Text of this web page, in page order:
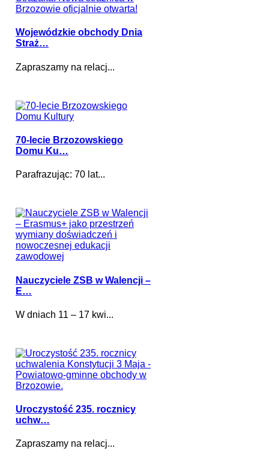
Wojewódzkie obchody Dnia
Straż…
Zapraszamy na relacj...
70-lecie Brzozowskiego
Domu Ku…
Parafrazując: 70 lat...
Nauczyciele ZSB w Walencji –
E…
W dniach 11 – 17 kwi...
Uroczystość 235. rocznicy
uchw…
Zapraszamy na relacj...